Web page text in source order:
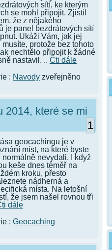
sítí, ke kterým
se mohl připojit. Zjistil
že z nějakého
je panel bezdrátových sítí
Ukáži Vám, jak jej
protože bez tohoto
nechtělo připojit k žádné
nastavil. .. Čti dále
: Navody zveřejněno
2014, které se mi
1
geocachingu je v
míst, na které byste
normálně nevydali. I když
keše dnes téměř na
kroku, přesto
nádherná a
místa. Na letošní
že jsem našel rovnou tři
dále
: Geocaching